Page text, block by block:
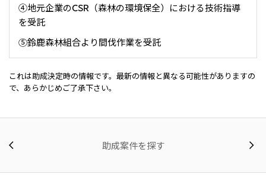
④地元企業のCSR（森林の環境保全）における技術指導
を受託
⑤鈴鹿森林組合より間伐作業を受託
これは助成決定時の情報です。最新の情報と異なる可能性がありますの
で、あらかじめご了承下さい。
助成案件を探す